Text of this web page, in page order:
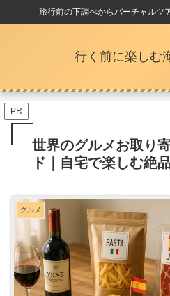
旅行前の下調べからバーチャルツ
行く前に楽しむ
PR
世界のグルメお取り
ド｜自宅で楽しむ絶
グルメ